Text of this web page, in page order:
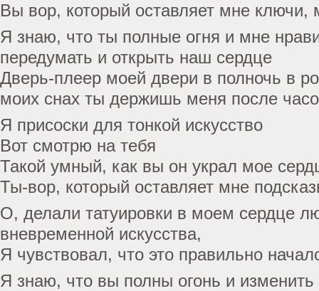
Вы вор, который оставляет мне ключи,
Я знаю, что ты полные огня и мне
передумать и открыть наш сердце
Дверь-плеер моей двери в полночь в
моих снах ты держишь меня после
Я присоски для тонкой искусство
Вот смотрю на тебя
Такой умный, как вы он украл мое
Ты-вор, который оставляет мне
О, делали татуировки в моем сердце
вневременной искусства,
Я чувствовал, что это правильно
Я знаю, что вы полны огонь и